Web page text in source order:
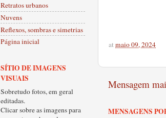
atmaio 09, 2024
Mensagem
MENSAGENS
Retratos urbanos
Nuvens
Reflexos, sombras e simetrias
Página inicial
SÍTIO DE IMAGENS
VISUAIS
Sobretudo fotos, em geral
editadas.
Clicar sobre as imagens para